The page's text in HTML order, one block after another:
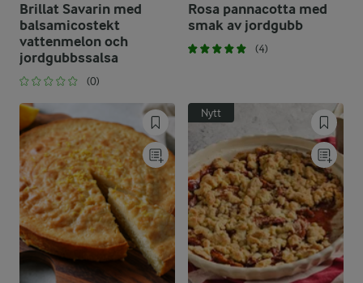
Brillat Savarin med
balsamicostekt
vattenmelon och
jordgubbssalsa
(0)
Rosa pannacotta med
smak av jordgubb
(4)
Nytt